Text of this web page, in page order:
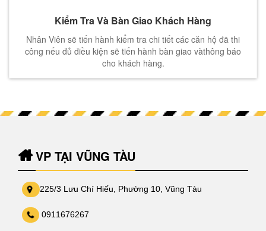
Kiểm Tra Và Bàn Giao Khách Hàng
Nhân Viên sẽ tiến hành kiểm tra chi tiết các căn hộ đã thi
công nếu đủ điều kiện sẽ tiến hành bàn giao vàthông báo
cho khách hàng.
VP TẠI VŨNG TÀU
225/3 Lưu Chí Hiếu, Phường 10, Vũng Tàu
0911676267